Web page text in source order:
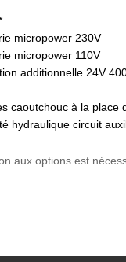
micropower 230V
micropower 110V
additionnelle 24V
caoutchouc à la place
hydraulique circuit
aux options est